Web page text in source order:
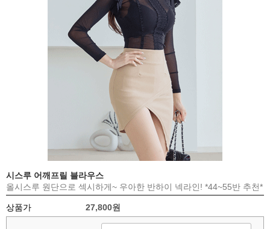
시스루 어깨프릴 블라우스
올시스루 원단으로 섹시하게~ 우아한 반하이 넥라인! *44~55반 추천*
상품가 27,800원